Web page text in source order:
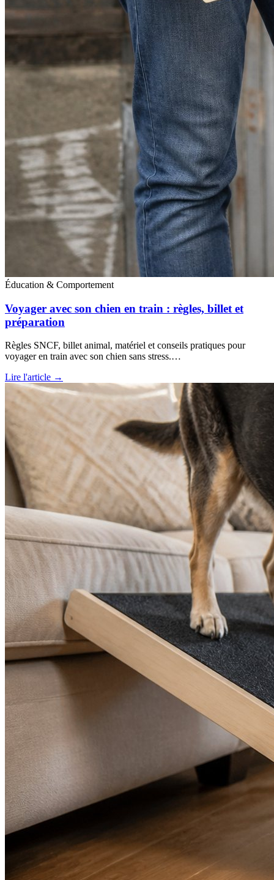
Éducation & Comportement
Voyager avec son chien en train : règles, billet et
préparation
Règles SNCF, billet animal, matériel et conseils pratiques pour
voyager en train avec son chien sans stress.…
Lire l'article →